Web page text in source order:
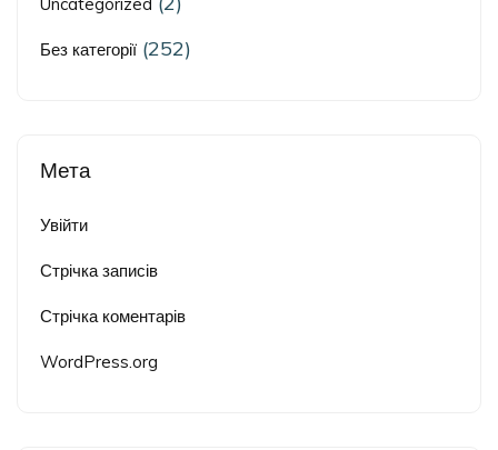
Без категорії (252)
Мета
Увійти
Стрічка записів
Стрічка коментарів
WordPress.org